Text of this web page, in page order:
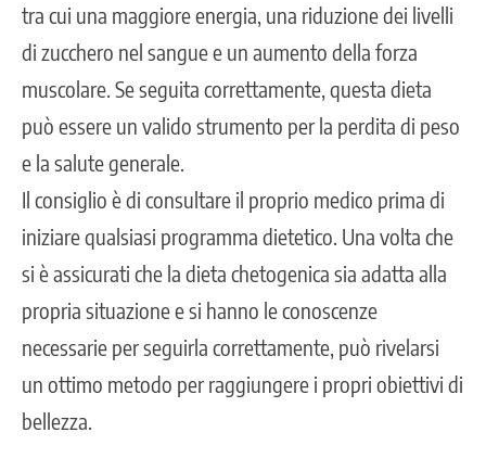
tra cui una maggiore energia, una riduzione dei livelli
di zucchero nel sangue e un aumento della forza
muscolare. Se seguita correttamente, questa dieta
può essere un valido strumento per la perdita di peso
e la salute generale.
Il consiglio è di consultare il proprio medico prima di
iniziare qualsiasi programma dietetico. Una volta che
si è assicurati che la dieta chetogenica sia adatta alla
propria situazione e si hanno le conoscenze
necessarie per seguirla correttamente, può rivelarsi
un ottimo metodo per raggiungere i propri obiettivi di
bellezza.